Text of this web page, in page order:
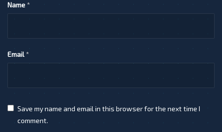
Name *
Email *
Save my name and email in this browser for the next time I
comment.